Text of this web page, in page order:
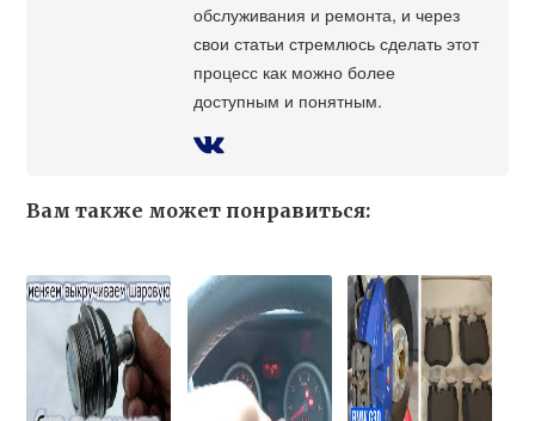
обслуживания и ремонта, и через
свои статьи стремлюсь сделать этот
процесс как можно более
доступным и понятным.
Вам также может понравиться: